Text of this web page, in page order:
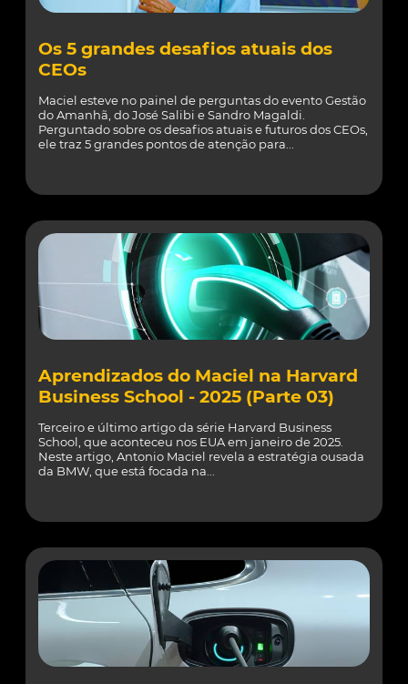
Os 5 grandes desafios atuais dos
CEOs
Maciel esteve no painel de perguntas do evento Gestão
do Amanhã, do José Salibi e Sandro Magaldi.
Perguntado sobre os desafios atuais e futuros dos CEOs,
ele traz 5 grandes pontos de atenção para...
Aprendizados do Maciel na Harvard
Business School - 2025 (Parte 03)
Terceiro e último artigo da série Harvard Business
School, que aconteceu nos EUA em janeiro de 2025.
Neste artigo, Antonio Maciel revela a estratégia ousada
da BMW, que está focada na...